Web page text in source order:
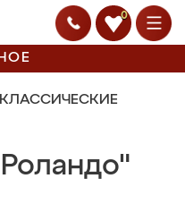
0
КЛАССИЧЕСКИЕ